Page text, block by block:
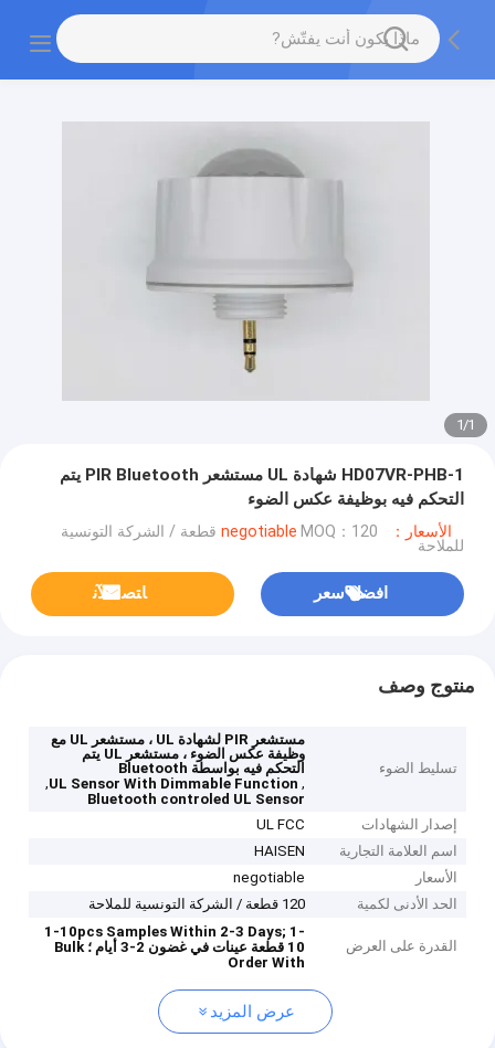
1
/
1
HD07VR-PHB-1 شهادة UL مستشعر PIR Bluetooth يتم
التحكم فيه بوظيفة عكس الضوء
الأسعار：negotiable MOQ：120 قطعة / الشركة التونسية
للملاحة
افضل سعر ﺎﺘﺼﻟ ﺍﻶﻧ
منتوج وصف
تسليط الضوء
مستشعر PIR لشهادة UL ، مستشعر UL مع
وظيفة عكس الضوء ، مستشعر UL يتم
التحكم فيه بواسطة Bluetooth
,
UL Sensor With Dimmable Function
,
Bluetooth controled UL Sensor
إصدار الشهادات
UL FCC
اسم العلامة التجارية
HAISEN
الأسعار
negotiable
الحد الأدنى لكمية
120 قطعة / الشركة التونسية للملاحة
القدرة على العرض
1-10pcs Samples Within 2-3 Days; 1-
10 قطعة عينات في غضون 2-3 أيام ؛
Bulk
Order With
عرض المزيد